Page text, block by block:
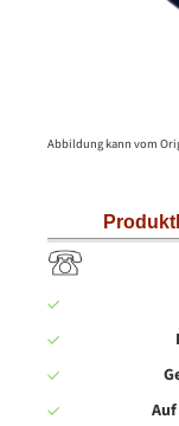
Abbildung kann vom